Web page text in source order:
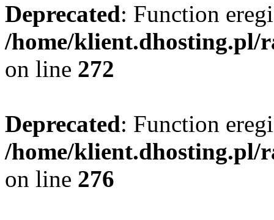
Deprecated: Function
/home/klient.dhosting.pl/
on line 272
Deprecated: Function
/home/klient.dhosting.pl/
on line 276